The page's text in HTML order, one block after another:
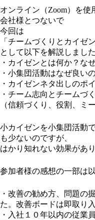
オンライン（Zoom）を
会社様とつないで
今回は
「チームづくりとカイゼ
として以下を解説しました
・カイゼンとは何か？な
・小集団活動はなぜ良い
・カイゼンネタ出しのポ
・チーム志向とチームづ
（信頼づくり、役割、ミ
小カイゼンを小集団活動
も少ないのですが、
はかり知れない効果があ
参加者様の感想の一部は以
・改善の勧め方、問題の
た。改善ボードは即取り
・入社１０年以内の従業